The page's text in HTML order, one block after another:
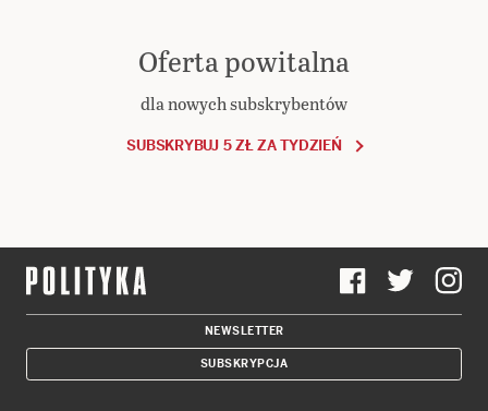
Oferta powitalna
dla nowych subskrybentów
SUBSKRYBUJ 5 ZŁ ZA TYDZIEŃ
NEWSLETTER
SUBSKRYPCJA